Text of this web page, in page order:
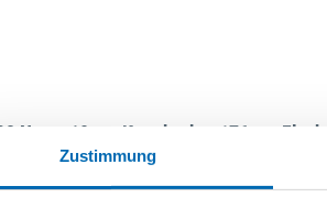
Zustimmung
Nuss: 10mm Kennkerbe: 176mm